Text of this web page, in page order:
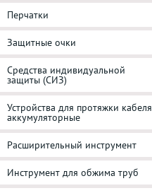
Перчатки
Защитные очки
Средства индивидуальной
защиты (СИЗ)
Устройства для протяжки кабеля
аккумуляторные
Расширительный инструмент
Инструмент для обжима труб